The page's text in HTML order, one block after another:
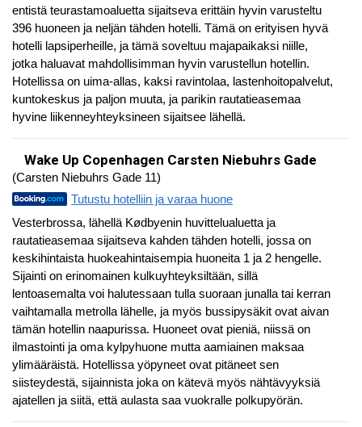
entistä teurastamoaluetta sijaitseva erittäin hyvin varusteltu
396 huoneen ja neljän tähden hotelli. Tämä on erityisen hyvä
hotelli lapsiperheille, ja tämä soveltuu majapaikaksi niille,
jotka haluavat mahdollisimman hyvin varustellun hotellin.
Hotellissa on uima-allas, kaksi ravintolaa, lastenhoitopalvelut,
kuntokeskus ja paljon muuta, ja parikin rautatieasemaa
hyvine liikenneyhteyksineen sijaitsee lähellä.
Wake Up Copenhagen Carsten Niebuhrs Gade
(Carsten Niebuhrs Gade 11)
Tutustu hotelliin ja varaa huone
Vesterbrossa, lähellä Kødbyenin huvittelualuetta ja
rautatieasemaa sijaitseva kahden tähden hotelli, jossa on
keskihintaista huokeahintaisempia huoneita 1 ja 2 hengelle.
Sijainti on erinomainen kulkuyhteyksiltään, sillä
lentoasemalta voi halutessaan tulla suoraan junalla tai kerran
vaihtamalla metrolla lähelle, ja myös bussipysäkit ovat aivan
tämän hotellin naapurissa. Huoneet ovat pieniä, niissä on
ilmastointi ja oma kylpyhuone mutta aamiainen maksaa
ylimääräistä. Hotellissa yöpyneet ovat pitäneet sen
siisteydestä, sijainnista joka on kätevä myös nähtävyyksiä
ajatellen ja siitä, että aulasta saa vuokralle polkupyörän.